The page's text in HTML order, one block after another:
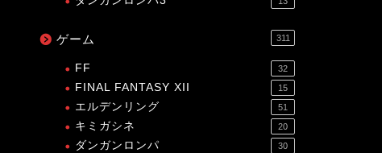
ゲーム 311
FF 32
FINAL FANTASY XII 15
エルデンリング 51
キミガシネ 20
ダンガンロンパ 30